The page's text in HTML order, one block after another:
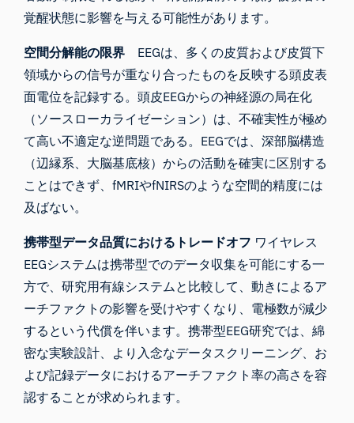
覚醒状態に影響を与える可能性があります。
空間分解能の限界 EEGは、多くの皮質および皮質下
領域からの信号が重なり合ったものを反映する頭皮表
面電位を記録する。頭皮EEGからの神経源の局在化
（ソースローカライゼーション）は、不確実性が極め
て高い不適定な逆問題である。EEGでは、深部脳構造
（辺縁系、大脳基底核）からの活動を確実に区別する
ことはできず、fMRIやfNIRSのような空間的精度には
及ばない。
携帯型データ品質におけるトレードオフ ワイヤレス
EEGシステムは携帯型でのデータ収集を可能にする一
方で、研究用有線システムと比較して、動きによるア
ーチファクトの影響を受けやすくなり、電極数が減少
するという代償を伴います。携帯型EEG研究では、綿
密な実験設計、より入念なデータスクリーニング、お
よび記録データにおけるアーチファクト率の高さを容
認することが求められます。